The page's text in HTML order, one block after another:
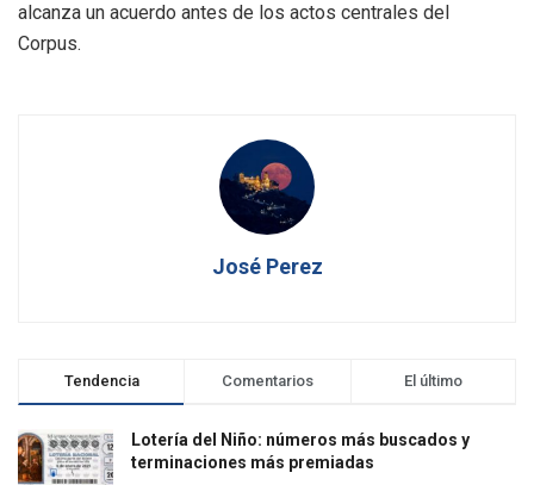
alcanza un acuerdo antes de los actos centrales del
Corpus.
José Perez
Tendencia Comentarios El último
Lotería del Niño: números más buscados y
terminaciones más premiadas